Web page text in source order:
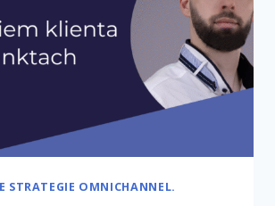
STRATEGIE OMNICHANNEL.